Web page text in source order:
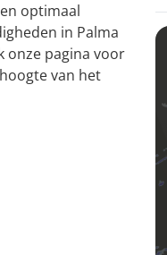
optimaal
in Palma
onze pagina voor
van het